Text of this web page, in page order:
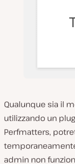
Qualunque sia il
utilizzando un
Perfmatters,
temporaneamente
admin non